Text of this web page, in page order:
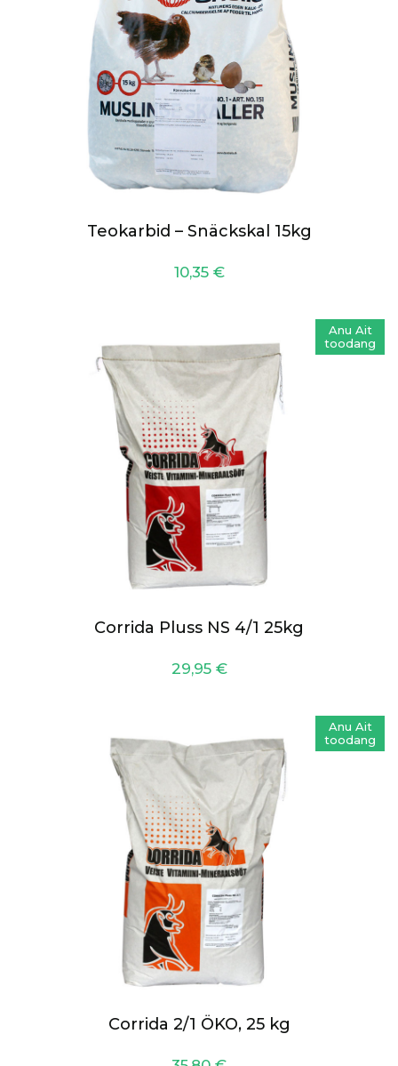
Teokarbid – Snäckskal 15kg
10,35 €
Anu Ait
toodang
Corrida Pluss NS 4/1 25kg
29,95 €
Anu Ait
toodang
Corrida 2/1 ÖKO, 25 kg